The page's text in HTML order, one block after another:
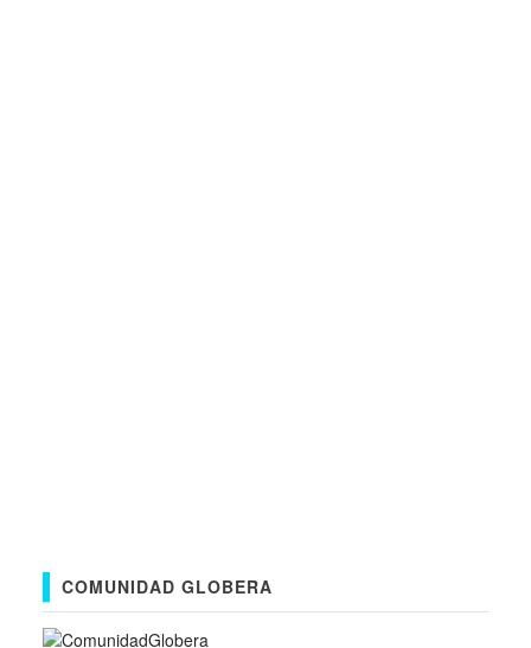
COMUNIDAD GLOBERA